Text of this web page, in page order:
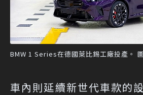
BMW 1 Series在德國萊比錫工廠投產。
車內則延續新世代車款的